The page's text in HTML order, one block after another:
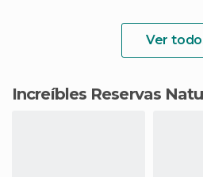
Ver
Increíbles Reservas